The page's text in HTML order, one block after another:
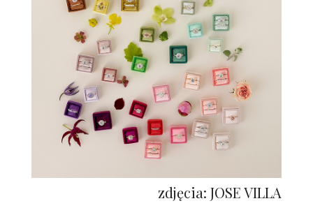
zdjęcia: JOSE VILLA